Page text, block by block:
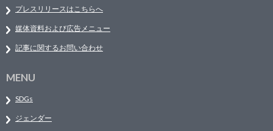
プレスリリースはこちらへ
媒体資料および広告メニュー
記事に関するお問い合わせ
MENU
SDGs
ジェンダー